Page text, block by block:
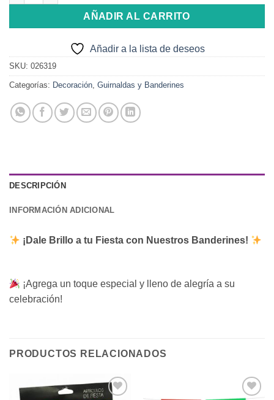
AÑADIR AL CARRITO
Añadir a la lista de deseos
SKU: 026319
Categorías: Decoración, Guirnaldas y Banderines
DESCRIPCIÓN
INFORMACIÓN ADICIONAL
¡Dale Brillo a tu Fiesta con Nuestros Banderines!
¡Agrega un toque especial y lleno de alegría a su
celebración!
PRODUCTOS RELACIONADOS